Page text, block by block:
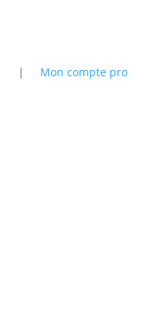
| Mon compte pro